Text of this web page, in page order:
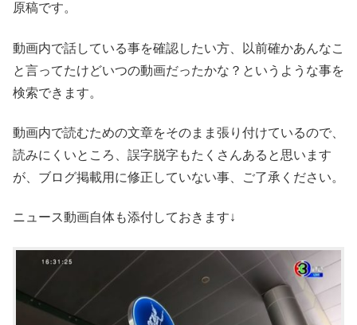
原稿です。
動画内で話している事を確認したい方、以前確かあんなこ
と言ってたけどいつの動画だったかな？というような事を
検索できます。
動画内で読むための文章をそのまま張り付けているので、
読みにくいところ、誤字脱字もたくさんあると思います
が、ブログ掲載用に修正していない事、ご了承ください。
ニュース動画自体も添付しておきます↓